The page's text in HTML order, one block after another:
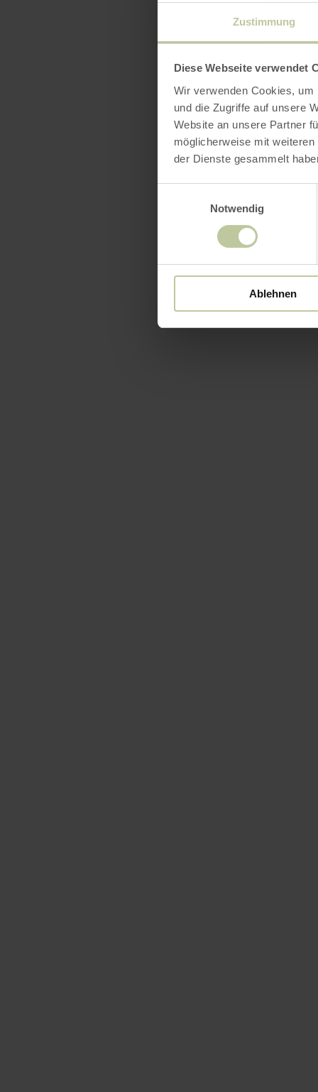
Zustimmung
Diese Webseite verwendet
Wir verwenden Cookies,
und die Zugriffe auf unsere
Website an unsere Partner
möglicherweise mit
der Dienste gesammelt
Notwendig
Ablehnen